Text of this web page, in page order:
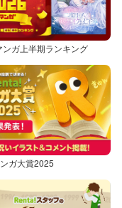
ガ上半期ランキング
ガ大賞2025